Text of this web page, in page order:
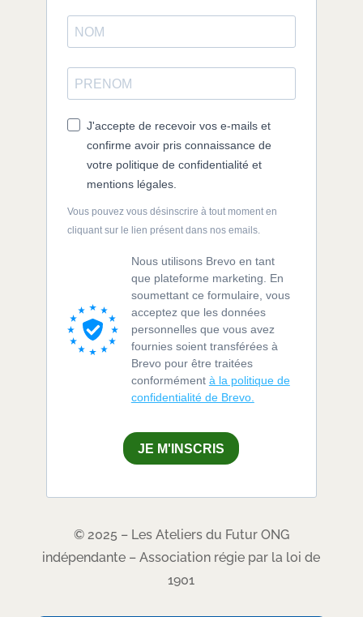
J'accepte de recevoir vos e-mails et
confirme avoir pris connaissance de
votre politique de confidentialité et
mentions légales.
Vous pouvez vous désinscrire à tout moment en
cliquant sur le lien présent dans nos emails.
Nous utilisons Brevo en tant
que plateforme marketing. En
soumettant ce formulaire, vous
acceptez que les données
personnelles que vous avez
fournies soient transférées à
Brevo pour être traitées
conformément à la politique de
confidentialité de Brevo.
JE M'INSCRIS
© 2025 – Les Ateliers du Futur ONG
indépendante – Association régie par la loi de
1901